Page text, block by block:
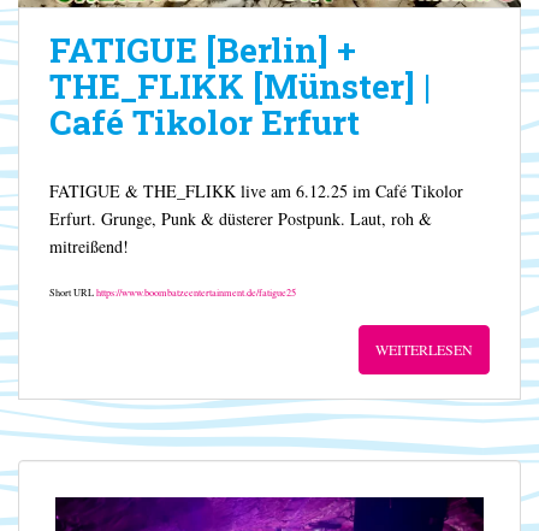
FATIGUE [Berlin] +
THE_FLIKK [Münster] |
Café Tikolor Erfurt
FATIGUE & THE_FLIKK live am 6.12.25 im Café Tikolor
Erfurt. Grunge, Punk & düsterer Postpunk. Laut, roh &
mitreißend!
Short URLhttps://www.boombatzeentertainment.de/fatigue25
WEITERLESEN